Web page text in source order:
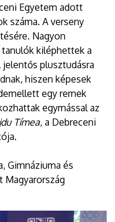
Egyetem adott
száma. A verseny
Nagyon
kiléphettek a
plusztudásra
hiszen képesek
egy remek
egymással az
Tímea, a Debreceni
Gimnáziuma és